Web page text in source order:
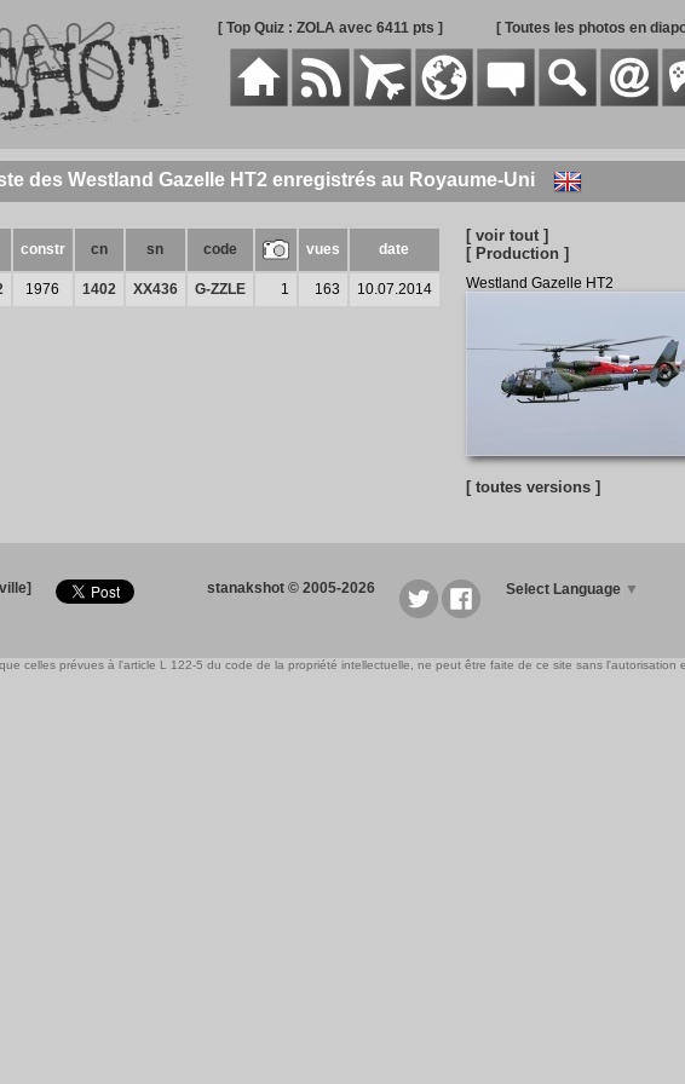
[ Top Quiz : ZOLA avec 6411 pts ] [ Toutes les photos en
des Westland Gazelle HT2 enregistrés au Royaume-Uni
constr cn sn code vues date
1976 1402 XX436 G-ZZLE 1 163 10.07.2014
[ voir tout ]
[ Production ]
Westland Gazelle HT2
[ toutes versions ]
stanakshot © 2005-2026 Select Language ▼
celles prévues à l'article L 122-5 du code de la propriété intellectuelle, ne peut être faite de ce site sans l'autorisation